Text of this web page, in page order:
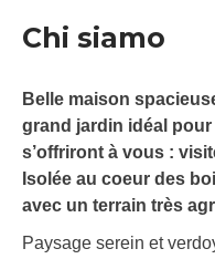
Chi siamo
Belle maison
grand jardin idéal
s’offriront à vous :
Isolée au coeur des
avec un terrain très
Paysage serein et